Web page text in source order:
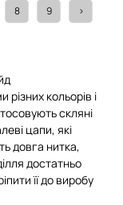
8 9 >
кольорів і
скляні
цапи, які
довга нитка,
достатньо
її до виробу